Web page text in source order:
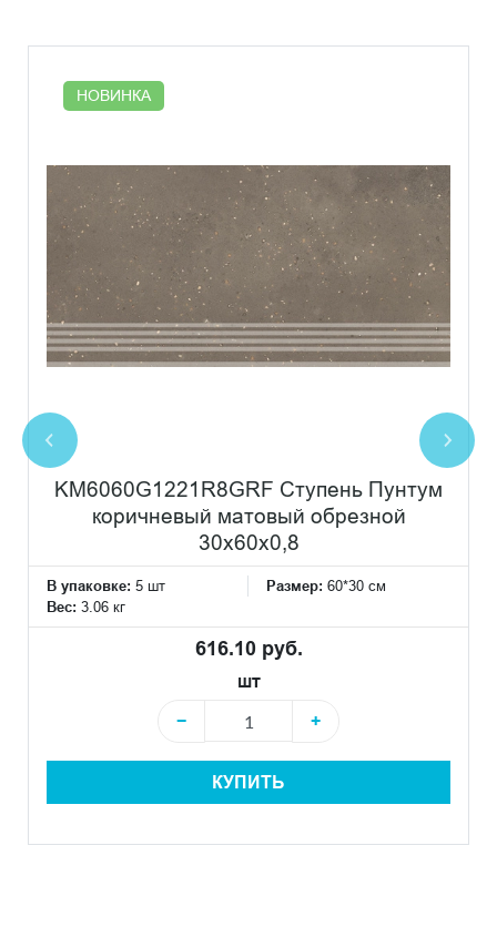
НОВИНКА
KM6060G1221R8GRF Ступень Пунтум
коричневый матовый обрезной
30x60x0,8
В упаковке: 5 шт Размер: 60*30 см
Вес: 3.06 кг
616.10 руб.
шт
−
+
КУПИТЬ